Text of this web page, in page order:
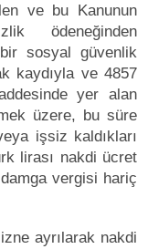
ve bu Kanunun
ödeneğinden
sosyal güvenlik
kaydıyla ve 4857
yer alan
üzere, bu süre
işsiz kaldıkları
lirası nakdi ücret
vergisi hariç
ayrılarak nakdi